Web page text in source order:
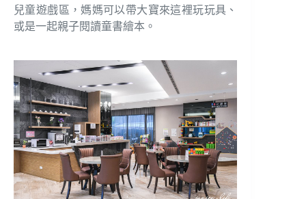
兒童遊戲區，媽媽可以帶大寶來這裡玩玩具、
或是一起親子閱讀童書繪本。